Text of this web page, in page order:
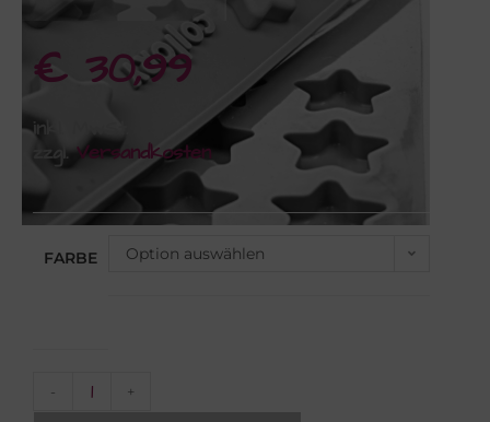
€ 30,99
inkl. MwSt.
zzgl.Versandkosten
FARBE Option auswählen
- +